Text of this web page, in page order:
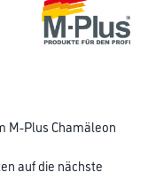
M-Plus Chamäleon
auf die nächste